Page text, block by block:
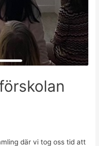
där vi tog oss tid att